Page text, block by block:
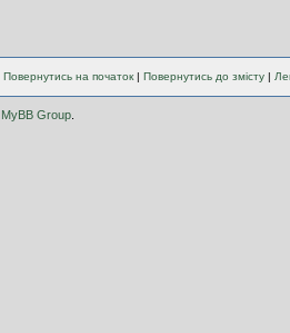
Повернутись на початок| Повернутись до змісту|
MyBB Group.